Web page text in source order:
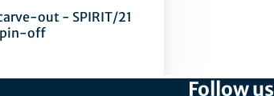
out - SPIRIT/21
off
Follow us